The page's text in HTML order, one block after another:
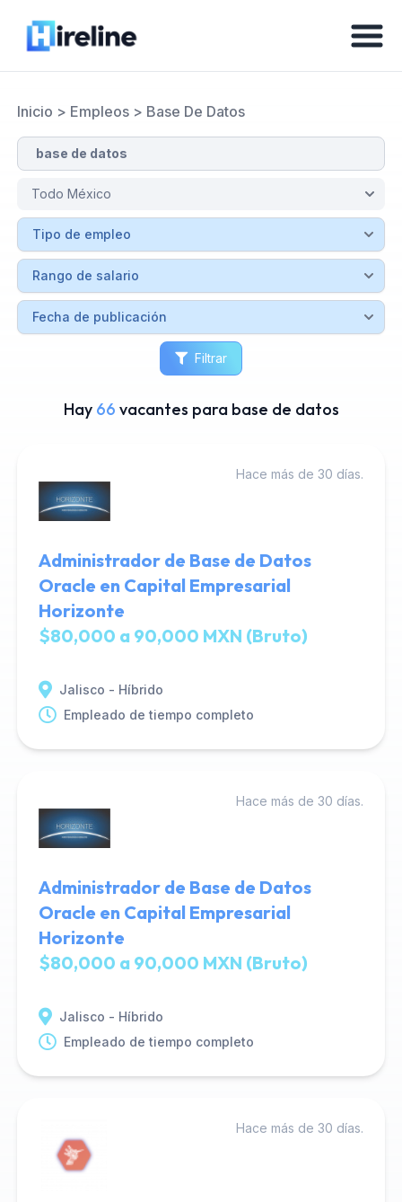
Inicio > Empleos> Base De Datos
Filtrar
Hay 66 vacantes para base de datos
Hace más de 30 días.
Administrador de Base de Datos
Oracle en Capital Empresarial
Horizonte
$80,000 a 90,000 MXN (Bruto)
Jalisco - Híbrido
Empleado de tiempo completo
Hace más de 30 días.
Administrador de Base de Datos
Oracle en Capital Empresarial
Horizonte
$80,000 a 90,000 MXN (Bruto)
Jalisco - Híbrido
Empleado de tiempo completo
Hace más de 30 días.